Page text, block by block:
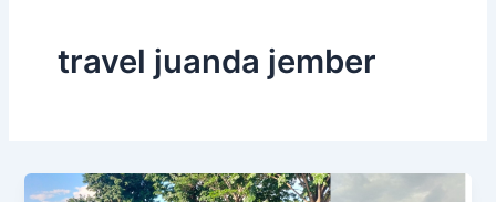
travel juanda jember